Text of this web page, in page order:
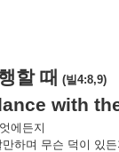
할 때 (빌4:8,9)
with
에든지
하며 무슨 덕이 있든